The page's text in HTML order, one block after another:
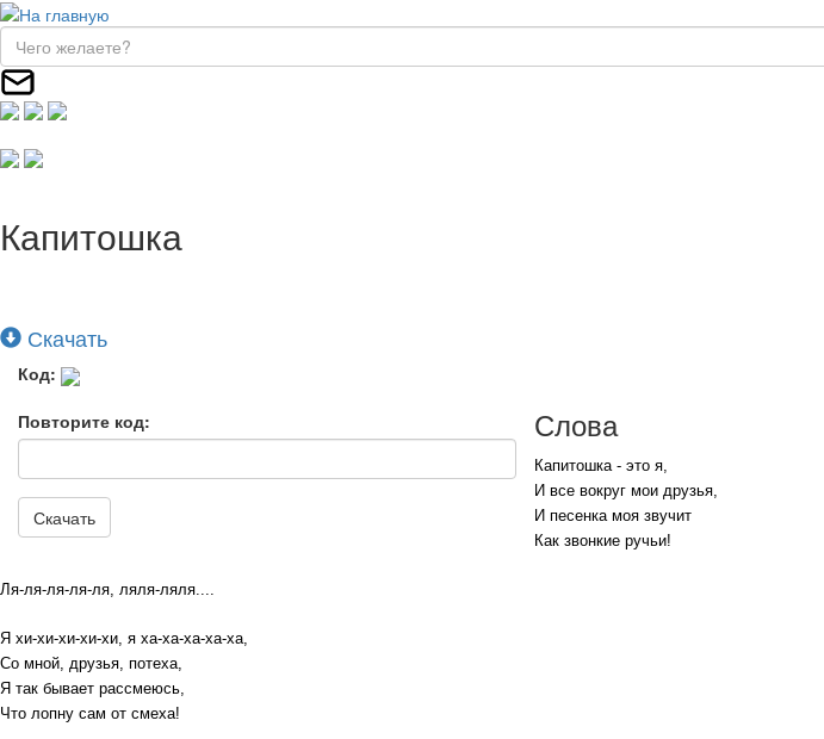
Капитошка
Скачать
Код:
Повторите код:
Скачать
Слова
Капитошка - это я,
И все вокруг мои друзья,
И песенка моя звучит
Как звонкие ручьи!
Ля-ля-ля-ля-ля, ляля-ляля....
Я хи-хи-хи-хи-хи, я ха-ха-ха-ха-ха,
Со мной, друзья, потеха,
Я так бывает рассмеюсь,
Что лопну сам от смеха!